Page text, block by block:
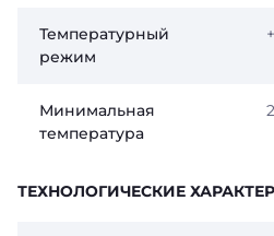
Температурный
режим
Минимальная
температура
2
ТЕХНОЛОГИЧЕСКИЕ